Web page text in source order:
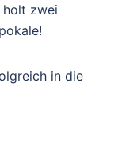
holt zwei
in die